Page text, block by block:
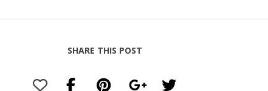
SHARE THIS POST